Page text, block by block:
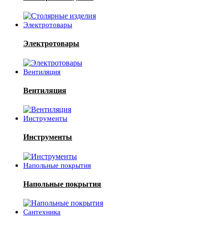
Электротовары
Электротовары
Вентиляция
Вентиляция
Инструменты
Инструменты
Напольные покрытия
Напольные покрытия
Сантехника